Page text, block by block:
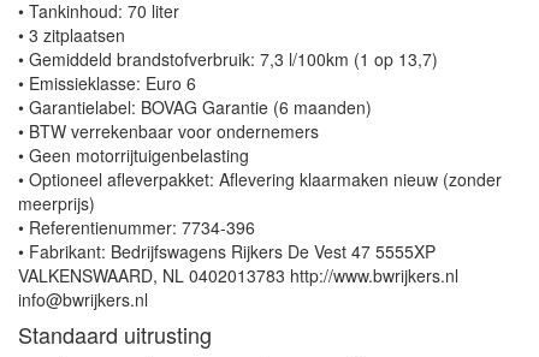
• Tankinhoud: 70 liter
• 3 zitplaatsen
• Gemiddeld brandstofverbruik: 7,3 l/100km (1 op 13,7)
• Emissieklasse: Euro 6
• Garantielabel: BOVAG Garantie (6 maanden)
• BTW verrekenbaar voor ondernemers
• Geen motorrijtuigenbelasting
• Optioneel afleverpakket: Aflevering klaarmaken nieuw (zonder
meerprijs)
• Referentienummer: 7734-396
• Fabrikant: Bedrijfswagens Rijkers De Vest 47 5555XP
VALKENSWAARD, NL 0402013783 http://www.bwrijkers.nl
info@bwrijkers.nl
Standaard uitrusting